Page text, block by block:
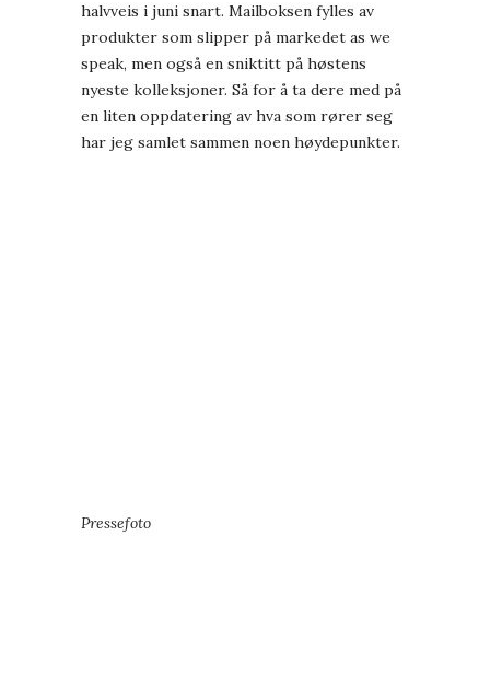
halvveis i juni snart. Mailboksen fylles av
produkter som slipper på markedet as we
speak, men også en sniktitt på høstens
nyeste kolleksjoner. Så for å ta dere med på
en liten oppdatering av hva som rører seg
har jeg samlet sammen noen høydepunkter.
Pressefoto